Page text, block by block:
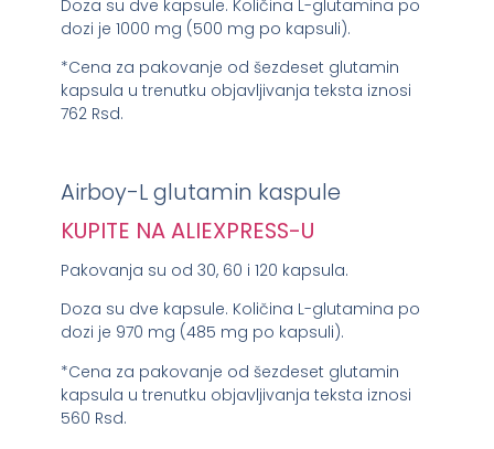
Doza su dve kapsule. Količina L-glutamina po
dozi je 1000 mg (500 mg po kapsuli).
*Cena za pakovanje od šezdeset glutamin
kapsula u trenutku objavljivanja teksta iznosi
762 Rsd.
Airboy-L glutamin kaspule
KUPITE NA ALIEXPRESS-U
Pakovanja su od 30, 60 i 120 kapsula.
Doza su dve kapsule. Količina L-glutamina po
dozi je 970 mg (485 mg po kapsuli).
*Cena za pakovanje od šezdeset glutamin
kapsula u trenutku objavljivanja teksta iznosi
560 Rsd.